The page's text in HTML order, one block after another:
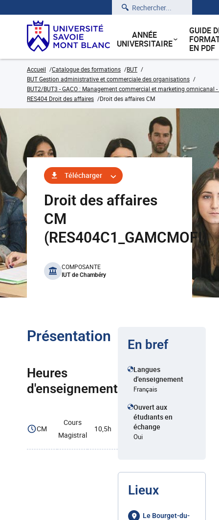
Rechercher
ANNÉE
UNIVERSITAIRE
GUIDE
EN PDF
Accueil Catalogue des formations
BUT
BUT Gestion administrative et commerciale des organisations
BUT2/BUT3 - GACO : Management commercial et marketing omnicanal
RES404 Droit des affaires
Droit des affaires CM
Télécharger
Droit des affaires
CM
(RES404C1_GAMCMOFI)
benefits
COMPOSANTE
IUT de Chambéry
Présentation
Heures
d'enseignement
CM
Cours
Magistral
10,5h
En bref
Langues
d'enseignement
Français
Ouvert aux
étudiants en
échange
Oui
Lieux
Le Bourget-du-